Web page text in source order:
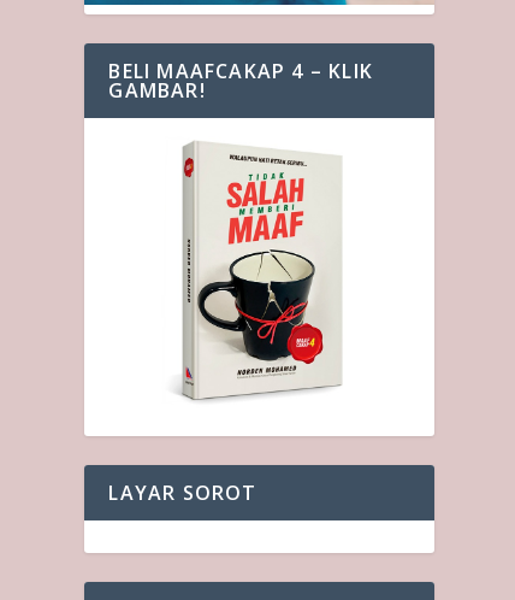
BELI MAAFCAKAP 4 – KLIK
GAMBAR!
LAYAR SOROT